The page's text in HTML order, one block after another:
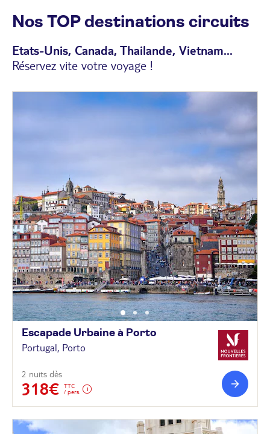
Nos TOP destinations circuits
Etats-Unis, Canada, Thailande, Vietnam...
Réservez vite votre voyage !
Escapade Urbaine à Porto
Portugal, Porto
2 nuits dès
318€
TTC
/ pers.